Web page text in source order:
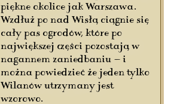
piękne okolice jak Warszawa.
Wzdłuż po nad Wisłą ciągnie się
cały pas ogrodów, które po
największej części pozostają w
nagannem zaniedbaniu — i
można powiedzieć że jeden tylko
Wilanów utrzymany jest
wzorowo.